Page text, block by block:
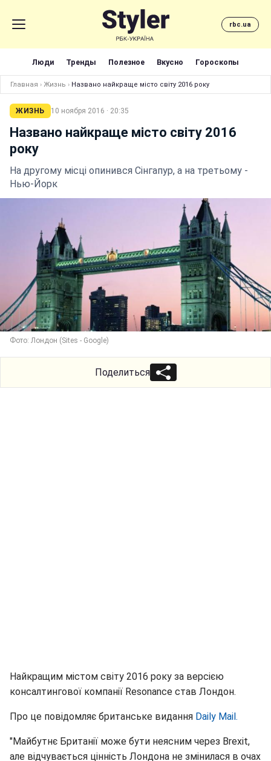
rbc.ua
Люди Тренды Полезное Вкусно Гороскопы
Главная › Жизнь › Названо найкраще місто світу 2016 року
ЖИЗНЬ 10 ноября 2016 · 20:35
Названо найкраще місто світу 2016
року
На другому місці опинився Сінгапур, а на третьому -
Нью-Йорк
Фото: Лондон (Sites - Google)
Поделиться
Найкращим містом світу 2016 року за версією
консалтингової компанії Resonance став Лондон.
Про це повідомляє британське видання Daily Mail.
"Майбутнє Британії може бути неясним через Brexit,
але відчувається цінність Лондона не змінилася в очах